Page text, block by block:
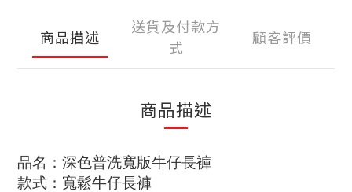
商品描述
送貨及付款方
式
顧客評價
商品描述
品名：深色普洗寬版牛仔長褲
款式：寬鬆牛仔長褲